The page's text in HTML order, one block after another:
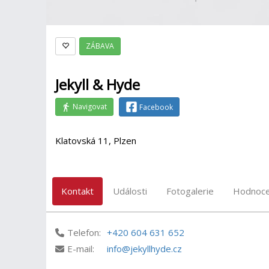
ZÁBAVA
Jekyll & Hyde
Navigovat Facebook
Klatovská 11, Plzen
Kontakt Události Fotogalerie
Telefon: +420 604 631 652
E-mail:
info@jekyllhyde.cz